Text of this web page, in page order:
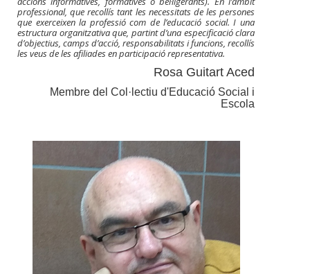
professional, que recollís tant les necessitats de les persones
que exerceixen la professió com de l’educació social. I una
estructura organitzativa que, partint d’una especificació clara
d’objectius, camps d’acció, responsabilitats i funcions, recollís
les veus de les afiliades en participació representativa.
Rosa Guitart Aced
Membre del Col·lectiu d'Educació Social i
Escola